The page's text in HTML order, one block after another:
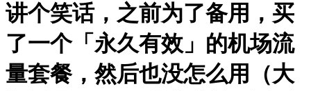
讲个笑话，之前为了备用，买
了一个「永久有效」的机场流
量套餐，然后也没怎么用（大